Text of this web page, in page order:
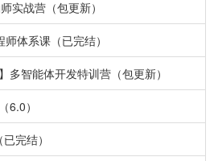
实战营（包更新）
体系课（已完结）
多智能体开发特训营（包更新）
6.0）
完结）